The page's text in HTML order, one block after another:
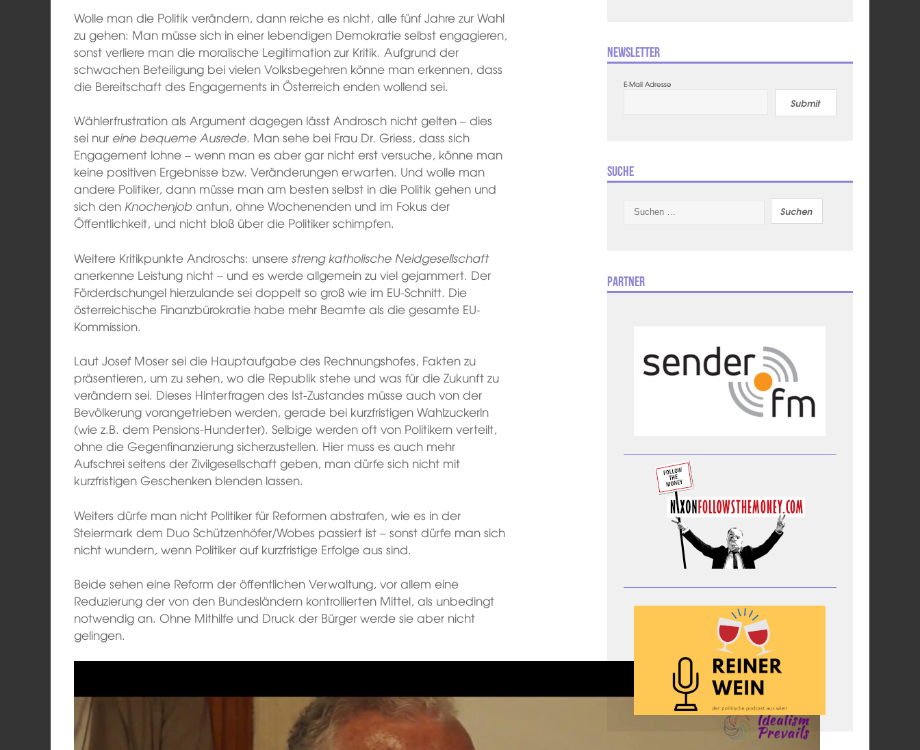
Wolle man die Politik verändern, dann reiche es nicht, alle fünf Jahre zur Wahl
zu gehen: Man müsse sich in einer lebendigen Demokratie selbst engagieren,
sonst verliere man die moralische Legitimation zur Kritik. Aufgrund der
schwachen Beteiligung bei vielen Volksbegehren könne man erkennen, dass
die Bereitschaft des Engagements in Österreich enden wollend sei.
Wählerfrustration als Argument dagegen lässt Androsch nicht gelten – dies
sei nur eine bequeme Ausrede. Man sehe bei Frau Dr. Griess, dass sich
Engagement lohne – wenn man es aber gar nicht erst versuche, könne man
keine positiven Ergebnisse bzw. Veränderungen erwarten. Und wolle man
andere Politiker, dann müsse man am besten selbst in die Politik gehen und
sich den Knochenjob antun, ohne Wochenenden und im Fokus der
Öffentlichkeit, und nicht bloß über die Politiker schimpfen.
Weitere Kritikpunkte Androschs: unserestreng katholische Neidgesellschaft
anerkenne Leistung nicht – und es werde allgemein zu viel gejammert. Der
Förderdschungel hierzulande sei doppelt so groß wie im EU-Schnitt. Die
österreichische Finanzbürokratie habe mehr Beamte als die gesamte EU-
Kommission.
Laut Josef Moser sei die Hauptaufgabe des Rechnungshofes, Fakten zu
präsentieren, um zu sehen, wo die Republik stehe und was für die Zukunft zu
verändern sei. Dieses Hinterfragen des Ist-Zustandes müsse auch von der
Bevölkerung vorangetrieben werden, gerade bei kurzfristigen Wahlzuckerln
(wie z.B. dem Pensions-Hunderter). Selbige werden oft von Politikern verteilt,
ohne die Gegenfinanzierung sicherzustellen. Hier muss es auch mehr
Aufschrei seitens der Zivilgesellschaft geben, man dürfe sich nicht mit
kurzfristigen Geschenken blenden lassen.
Weiters dürfe man nicht Politiker für Reformen abstrafen, wie es in der
Steiermark dem Duo Schützenhöfer/Wobes passiert ist – sonst dürfe man sich
nicht wundern, wenn Politiker auf kurzfristige Erfolge aus sind.
Beide sehen eine Reform der öffentlichen Verwaltung, vor allem eine
Reduzierung der von den Bundesländern kontrollierten Mittel, als unbedingt
notwendig an. Ohne Mithilfe und Druck der Bürger werde sie aber nicht
gelingen.
Newsletter
E-Mail Adresse
Submit
Suche
nach:
Partner